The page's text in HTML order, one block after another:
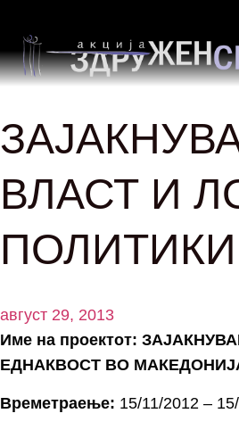
ВЛАСТ И
август 29, 2013
Име на проектот:
ЕДНАКВОСТ ВО
Времетраење: 15/11/2012 –